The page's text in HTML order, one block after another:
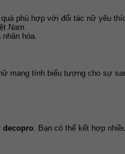
phù hợp với đối tác nữ yêu
Nam.
hóa.
mang tính biểu tượng cho sự
decopro. Bạn có thể kết hợp